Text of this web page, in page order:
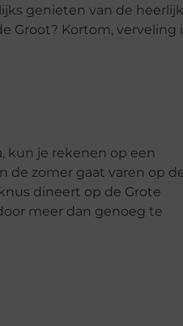
genieten van de
Groot? Kortom, verveling
kun je rekenen op een
de zomer gaat varen op
dineert op de Grote
meer dan genoeg te